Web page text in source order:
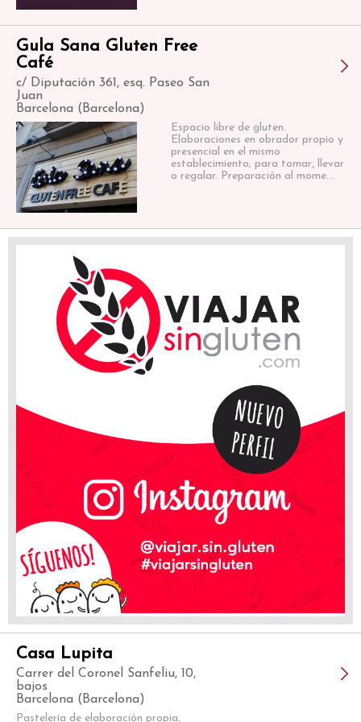
Gula Sana Gluten Free
Café
c/ Diputación 361, esq. Paseo San
Juan
Barcelona (Barcelona)
Espacio libre de gluten.
Elaboraciones en obrador propio y
presencial en el mismo
establecimiento; para tomar, llevar
o regalar. Preparación al mome...
Casa Lupita
Carrer del Coronel Sanfeliu, 10,
bajos
Barcelona (Barcelona)
Pastelería de elaboración propia,